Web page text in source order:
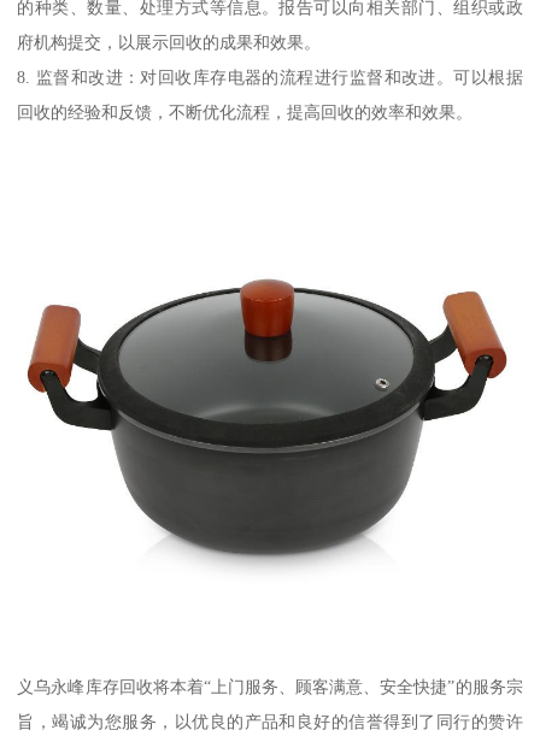
的种类、数量、处理方式等信息。报告可以向相关部门、组织或政
府机构提交，以展示回收的成果和效果。
8. 监督和改进：对回收库存电器的流程进行监督和改进。可以根据
回收的经验和反馈，不断优化流程，提高回收的效率和效果。
义乌永峰库存回收将本着“上门服务、顾客满意、安全快捷”的服务宗
旨，竭诚为您服务，以优良的产品和良好的信誉得到了同行的赞许